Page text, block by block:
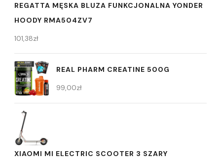
REGATTA MĘSKA BLUZA FUNKCJONALNA YONDER
HOODY RMA504ZV7
101,38zł
REAL PHARM CREATINE 500G
99,00zł
XIAOMI MI ELECTRIC SCOOTER 3 SZARY